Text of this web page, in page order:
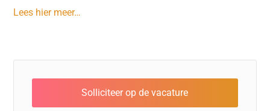
Lees hier meer…